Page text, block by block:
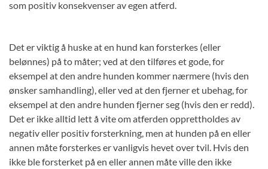
som positiv konsekvenser av egen atferd.
Det er viktig å huske at en hund kan forsterkes (eller
belønnes) på to måter; ved at den tilføres et gode, for
eksempel at den andre hunden kommer nærmere (hvis den
ønsker samhandling), eller ved at den fjerner et ubehag, for
eksempel at den andre hunden fjerner seg (hvis den er redd).
Det er ikke alltid lett å vite om atferden opprettholdes av
negativ eller positiv forsterkning, men at hunden på en eller
annen måte forsterkes er vanligvis hevet over tvil. Hvis den
ikke ble forsterket på en eller annen måte ville den ikke